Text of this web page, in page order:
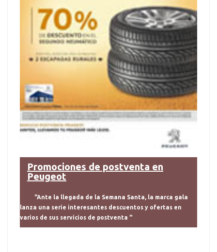
Promociones de postventa en
Peugeot
"Ante la llegada de la Semana Santa, la marca gala
lanza una serie interesantes descuentos y ofertas en
varios de sus servicios de postventa "